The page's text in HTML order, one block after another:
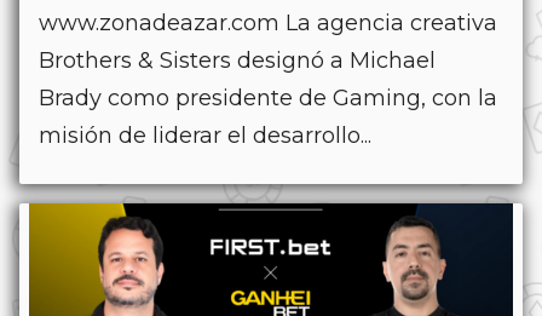
www.zonadeazar.com La agencia creativa
Brothers & Sisters designó a Michael
Brady como presidente de Gaming, con la
misión de liderar el desarrollo...